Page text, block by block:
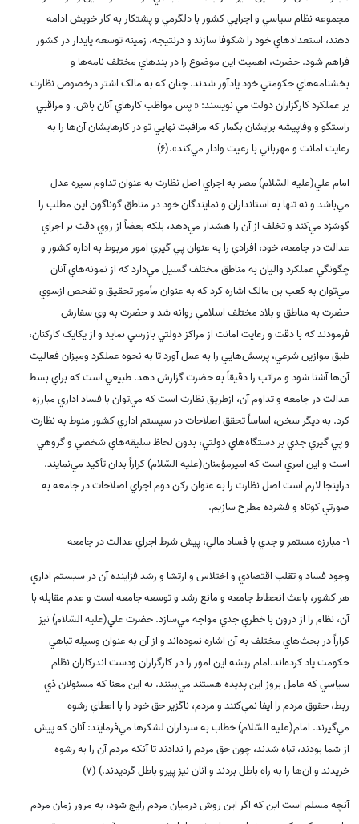
مجموعه نظام سياسي و اجرايي کشور با دلگرمي و پشتکار به کار خويش ادامه
دهند، استعدادهاي خود را شکوفا سازند و درنتيجه، زمينه توسعه پايدار در کشور
فراهم شود. حضرت، اهميت اين موضوع را در بندهاي مختلف نامه‌ها و
بخشنامه‌هاي حکومتي خود يادآور شدند. چنان که به مالک اشتر درخصوص نظارت
بر عملکرد کارگزاران دولت مي نويسند: « پس مواظب کارهاي آنان باش. و مراقبي
راستگو و وفاپيشه برايشان بگمار که مراقبت نهايي تو در کارهايشان آن‌ها را به
رعايت امانت و مهرباني با رعيت وادار مي‌کند».(6)
امام علي(علیه السّلام) مصر به اجراي اصل نظارت به عنوان تداوم سيره عدل
مي‌باشد و نه تنها به استانداران و نمايندگان خود در مناطق گوناگون اين مطلب را
گوشزد مي‌کند و تخلف از آن را هشدار مي‌دهد، بلکه بعضاً از روي دقت بر اجراي
عدالت در جامعه، خود، افرادي را به عنوان پي گيري امور مربوط به اداره کشور و
چگونگي عملکرد واليان به مناطق مختلف گسيل مي‌دارد که از نمونه‌هاي آنان
مي‌توان به کعب بن مالک اشاره کرد که به عنوان مأمور تحقيق و تفحص ازسوي
حضرت به مناطق و بلاد مختلف اسلامي روانه شد و حضرت به وي سفارش
فرمودند که با دقت و رعايت امانت از مراکز دولتي بازرسي نمايد و از يکايک کارکنان،
طبق موازين شرعي، پرسش‌هايي را به عمل آورد تا به نحوه عملکرد وميزان فعاليت
آن‌ها آشنا شود و مراتب را دقيقاً به حضرت گزارش دهد. طبيعي است که براي بسط
عدالت در جامعه و تداوم آن، ازطريق نظارت است که مي‌توان با فساد اداري مبارزه
کرد. به ديگر سخن، اساساً تحقق اصلاحات در سيستم اداري کشور منوط به نظارت
و پي گيري جدي بر دستگاه‌هاي دولتي، بدون لحاظ سليقه‌هاي شخصي و گروهي
است و اين امري است که اميرمؤمنان(علیه السّلام) کراراً بدان تأکيد مي‌نمايند.
دراينجا لازم است اصل نظارت را به عنوان رکن دوم اجراي اصلاحات در جامعه به
صورتي کوتاه و فشرده مطرح سازيم.
1- مبارزه مستمر و جدي با فساد مالي، پيش شرط اجراي عدالت در جامعه
وجود فساد و تقلب اقتصادي و اختلاس و ارتشا و رشد فزاينده آن در سيستم اداري
هر کشور، باعث انحطاط جامعه و مانع رشد و توسعه جامعه است و عدم مقابله با
آن، نظام را از درون با خطري جدي مواجه مي‌سازد. حضرت علي(علیه السّلام) نيز
کراراً در بحث‌هاي مختلف به آن اشاره نموده‌اند و از آن به عنوان وسيله تباهي
حکومت ياد کرده‌اند.امام ريشه اين امور را در کارگزاران ودست اندرکاران نظام
سياسي که عامل بروز اين پديده هستند مي‌بينند. به اين معنا که مسئولان ذي
ربط، حقوق مردم را ايفا نمي‌کنند و مردم، ناگزير حق خود را با اعطاي رشوه
مي‌گيرند. امام(علیه السّلام) خطاب به سرداران لشکرها مي‌فرمايند: آنان که پيش
از شما بودند، تباه شدند، چون حق مردم را ندادند تا آنکه مردم آن را به رشوه
خريدند و آن‌ها را به راه باطل بردند و آنان نيز پيرو باطل گرديدند.) (7)
آنچه مسلم است اين که اگر اين روش درميان مردم رايج شود، به مرور زمان مردم